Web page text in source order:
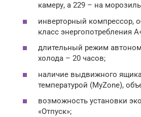
камеру, а 229 – на
инверторный компрессор,
класс энергопотребления
длительный режим
холода – 20 часов;
наличие выдвижного
температурой (MyZone),
возможность установки
«Отпуск»;